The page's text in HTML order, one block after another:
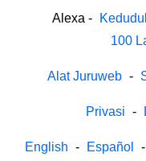
Alexa -
100
Alat Juruweb -
Privasi -
English - Español -